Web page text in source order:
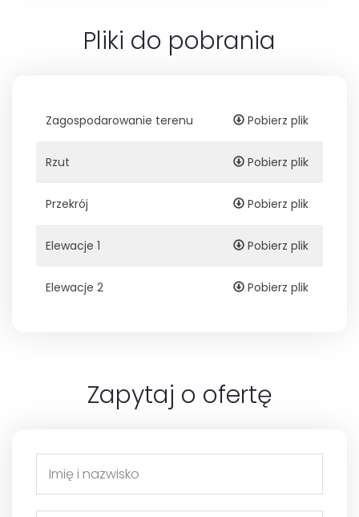
Pliki do pobrania
Zagospodarowanie terenu Pobierz plik
Rzut Pobierz plik
Przekrój Pobierz plik
Elewacje 1 Pobierz plik
Elewacje 2 Pobierz plik
Zapytaj o ofertę